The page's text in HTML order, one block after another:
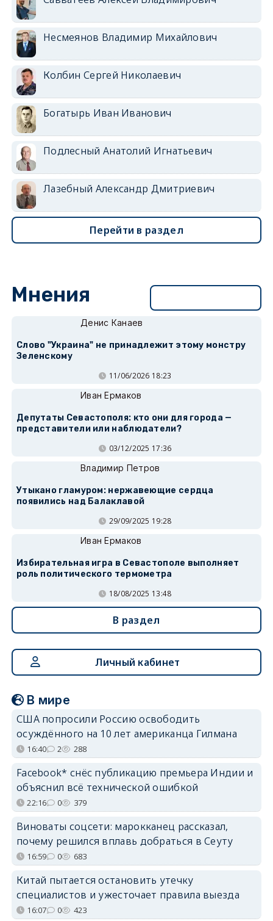
Несмеянов Владимир Михайлович
Колбин Сергей Николаевич
Богатырь Иван Иванович
Подлесный Анатолий Игнатьевич
Лазебный Александр Дмитриевич
Перейти в раздел
Мнения
Денис Канаев
Слово "Украина" не принадлежит этому монстру
Зеленскому
11/06/2026 18:23
Иван Ермаков
Депутаты Севастополя: кто они для города —
представители или наблюдатели?
03/12/2025 17:36
Владимир Петров
Утыкано гламуром: нержавеющие сердца
появились над Балаклавой
29/09/2025 19:28
Иван Ермаков
Избирательная игра в Севастополе выполняет
роль политического термометра
18/08/2025 13:48
В раздел
Личный кабинет
В мире
США попросили Россию освободить
осуждённого на 10 лет американца Гилмана
16:40 2 288
Facebook* снёс публикацию премьера Индии и
объяснил всё технической ошибкой
22:16 0 379
Виноваты соцсети: марокканец рассказал,
почему решился вплавь добраться в Сеуту
16:59 0 683
Китай пытается остановить утечку
специалистов и ужесточает правила выезда
16:07 0 423